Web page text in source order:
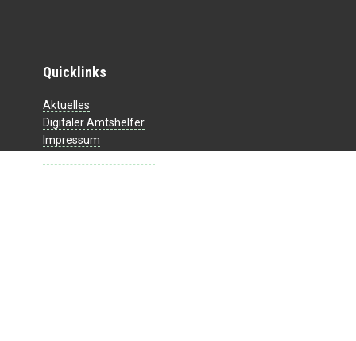
Quicklinks
Aktuelles
Digitaler Amtshelfer
Impressum